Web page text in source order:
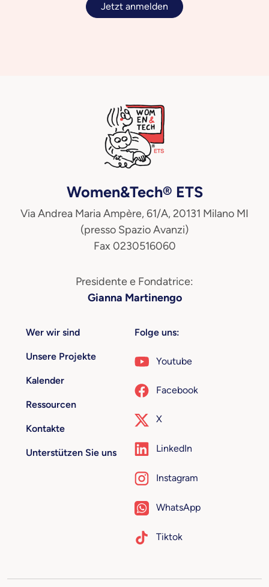
Jetzt anmelden
Women&Tech® ETS
Via Andrea Maria Ampère, 61/A, 20131 Milano MI
(presso Spazio Avanzi)
Fax 0230516060
Presidente e Fondatrice:
Gianna Martinengo
Wer wir sind
Unsere Projekte
Kalender
Ressourcen
Kontakte
Unterstützen Sie uns
Folge uns:
Youtube
Facebook
X
LinkedIn
Instagram
WhatsApp
Tiktok